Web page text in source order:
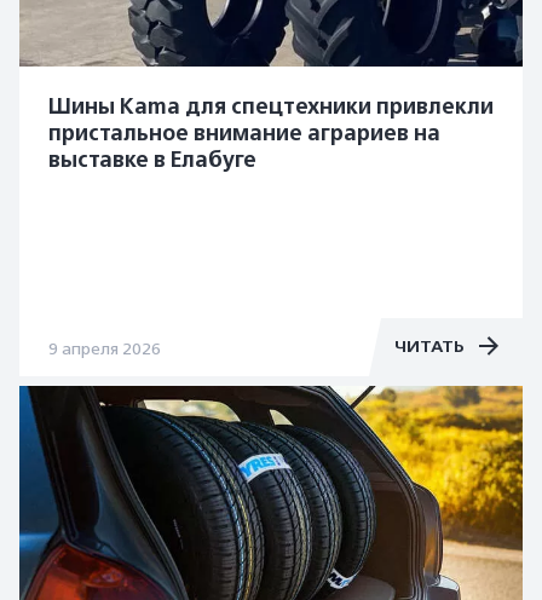
Шины Kаma для спецтехники привлекли
пристальное внимание аграриев на
выставке в Елабуге
9 апреля 2026 ЧИТАТЬ